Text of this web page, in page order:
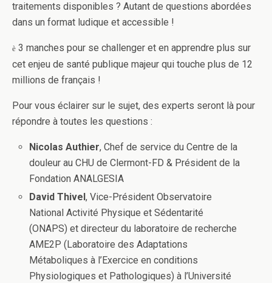
traitements disponibles ? Autant de questions abordées
dans un format ludique et accessible !
è 3 manches pour se challenger et en apprendre plus sur
cet enjeu de santé publique majeur qui touche plus de 12
millions de français !
Pour vous éclairer sur le sujet, des experts seront là pour
répondre à toutes les questions :
Nicolas Authier, Chef de service du Centre de la
douleur au CHU de Clermont-FD & Président de la
Fondation ANALGESIA
David Thivel, Vice-Président Observatoire
National Activité Physique et Sédentarité
(ONAPS) et directeur du laboratoire de recherche
AME2P (Laboratoire des Adaptations
Métaboliques à l’Exercice en conditions
Physiologiques et Pathologiques) à l’Université